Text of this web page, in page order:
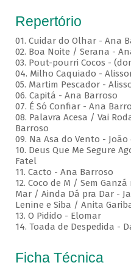
Repertório
01. Cuidar do Olhar - Ana
02. Boa Noite / Serana -
03. Pout-pourri Cocos -
04. Milho Caquiado -
05. Martim Pescador -
06. Capitá - Ana Barroso
07. É Só Confiar - Ana
08. Palavra Acesa / Vai
Barroso
09. Na Asa do Vento - João
10. Deus Que Me Segure
Fatel
11. Cacto - Ana Barroso
12. Coco de M / Sem
Mar / Ainda Dá pra Dar -
Lenine e Siba / Anita
13. O Pidido - Elomar
14. Toada de Despedida -
Ficha Técnica